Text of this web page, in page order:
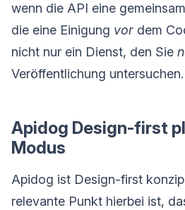
wenn die API eine
die eine Einigung vor dem
nicht nur ein Dienst, den Sie
Veröffentlichung untersuchen.
Apidog Design-first
Modus
Apidog ist Design-first
relevante Punkt hierbei ist,